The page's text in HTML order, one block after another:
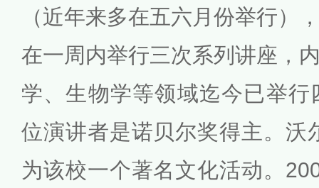
（近年来多在五六月份举行）
在一周内举行三次系列讲座，
学、生物学等领域迄今已举
位演讲者是诺贝尔奖得主。沃
为该校一个著名文化活动。